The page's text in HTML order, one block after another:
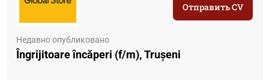
Недавно опубликовано
Îngrijitoare încăperi (f/m), Trușeni
Отправить CV